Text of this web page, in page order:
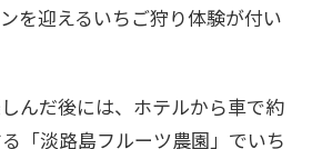
を迎えるいちご狩り体験が付い
んだ後には、ホテルから車で約
「淡路島フルーツ農園」でいち